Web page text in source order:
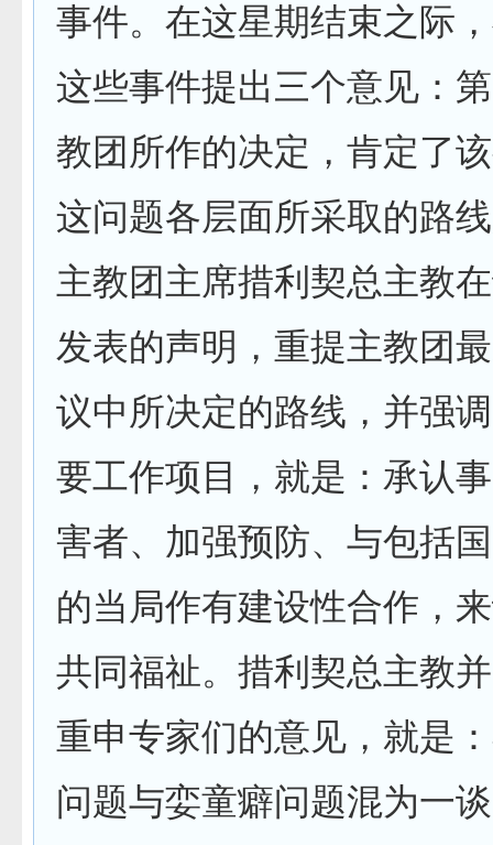
事件。在这星期结束之际
这些事件提出三个意见：
教团所作的决定，肯定了
这问题各层面所采取的路
主教团主席措利契总主教
发表的声明，重提主教团
议中所决定的路线，并强
要工作项目，就是：承认
害者、加强预防、与包括
的当局作有建设性合作，
共同福祉。措利契总主教
重申专家们的意见，就是
问题与娈童癖问题混为一